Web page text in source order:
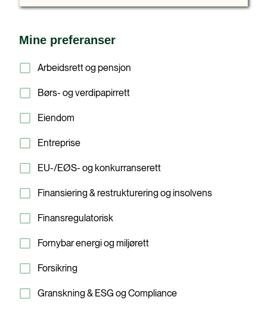
Mine preferanser
Arbeidsrett og pensjon
Børs- og verdipapirrett
Eiendom
Entreprise
EU-/EØS- og konkurranserett
Finansiering & restrukturering og insolvens
Finansregulatorisk
Fornybar energi og miljørett
Forsikring
Granskning & ESG og Compliance